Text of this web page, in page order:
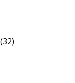
(32)